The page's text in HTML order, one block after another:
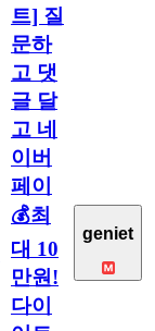
트] 질
문하
고 댓
글 달
고 네
이버
페이
💰최
대 10
만원!
다이
geniet